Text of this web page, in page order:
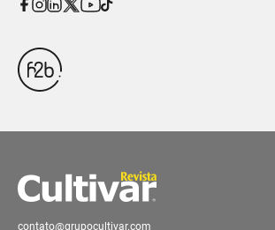
contato@grupocultivar.com